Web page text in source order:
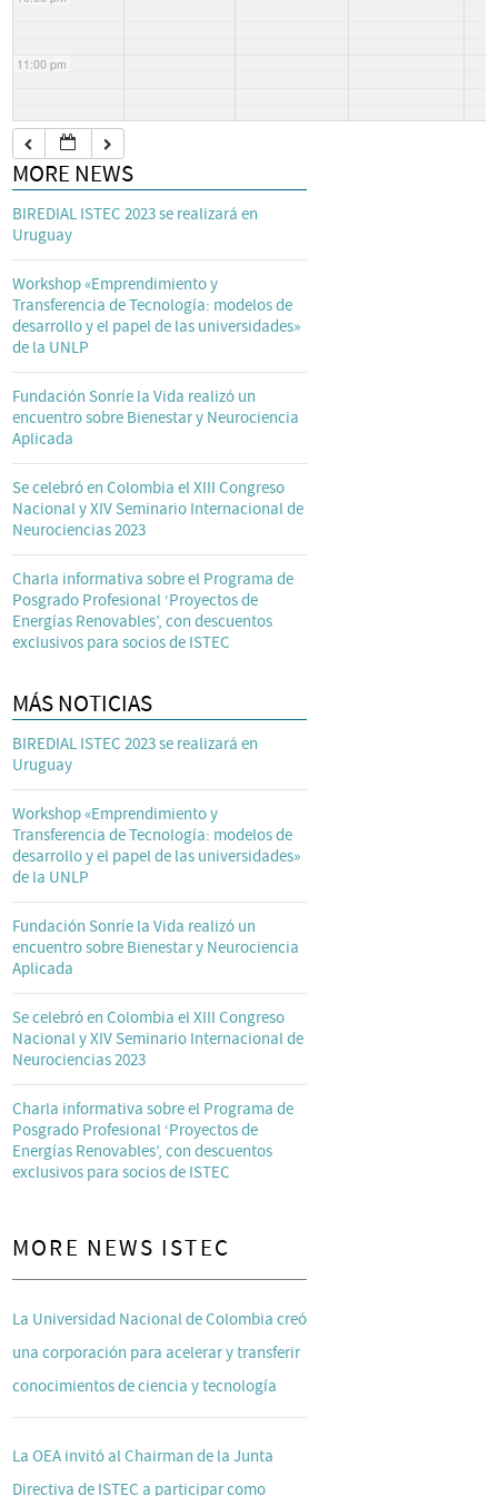
11:00 pm
MORE NEWS
BIREDIAL ISTEC 2023 se realizará en
Uruguay
Workshop «Emprendimiento y
Transferencia de Tecnología: modelos de
desarrollo y el papel de las universidades»
de la UNLP
Fundación Sonríe la Vida realizó un
encuentro sobre Bienestar y Neurociencia
Aplicada
Se celebró en Colombia el XIII Congreso
Nacional y XIV Seminario Internacional de
Neurociencias 2023
Charla informativa sobre el Programa de
Posgrado Profesional ‘Proyectos de
Energías Renovables’, con descuentos
exclusivos para socios de ISTEC
MÁS NOTICIAS
BIREDIAL ISTEC 2023 se realizará en
Uruguay
Workshop «Emprendimiento y
Transferencia de Tecnología: modelos de
desarrollo y el papel de las universidades»
de la UNLP
Fundación Sonríe la Vida realizó un
encuentro sobre Bienestar y Neurociencia
Aplicada
Se celebró en Colombia el XIII Congreso
Nacional y XIV Seminario Internacional de
Neurociencias 2023
Charla informativa sobre el Programa de
Posgrado Profesional ‘Proyectos de
Energías Renovables’, con descuentos
exclusivos para socios de ISTEC
MORE NEWS ISTEC
La Universidad Nacional de Colombia creó
una corporación para acelerar y transferir
conocimientos de ciencia y tecnología
La OEA invitó al Chairman de la Junta
Directiva de ISTEC a participar como